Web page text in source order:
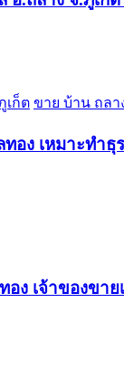
เก็ต ขาย บ้าน ถลา
ง เหมาะทำธุ
เจ้าของขาย